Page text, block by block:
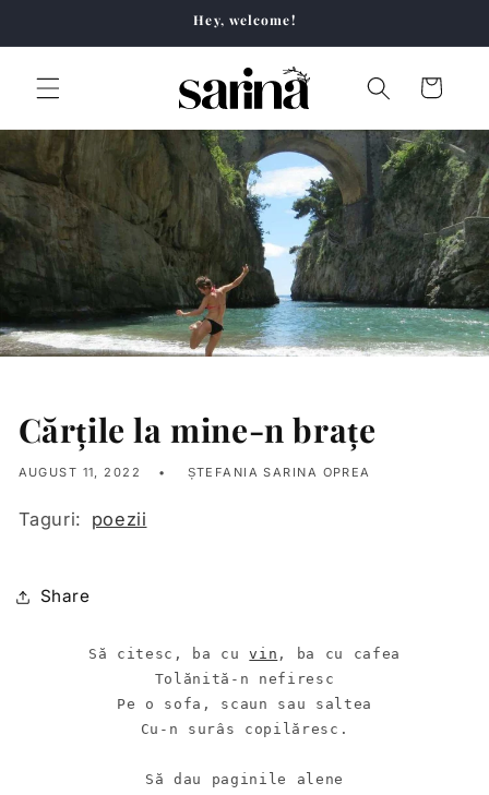
Hey, welcome!
Cart
Cărțile la mine-n brațe
AUGUST 11, 2022 ȘTEFANIA SARINA OPREA
Taguri: poezii
Share
Să citesc, ba cu vin , ba cu cafea
Tolănită-n nefiresc
Pe o sofa, scaun sau saltea
Cu-n surâs copilăresc.
Să dau paginile alene